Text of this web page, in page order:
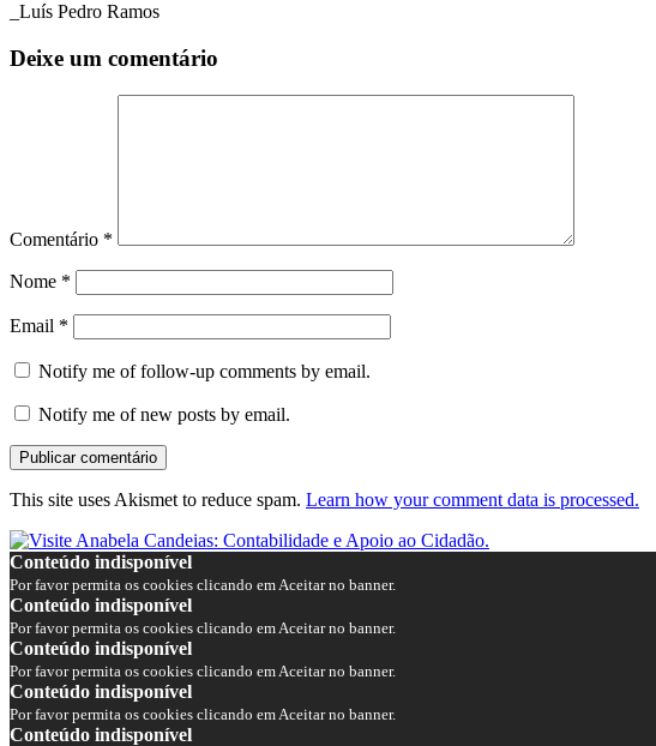
_Luís Pedro Ramos
Deixe um comentário
Comentário *
Nome *
Email *
Notify me of follow-up comments by email.
Notify me of new posts by email.
This site uses Akismet to reduce spam. Learn how your comment data is processed.
Conteúdo indisponível
Por favor permita os cookies clicando em Aceitar no banner.
Conteúdo indisponível
Por favor permita os cookies clicando em Aceitar no banner.
Conteúdo indisponível
Por favor permita os cookies clicando em Aceitar no banner.
Conteúdo indisponível
Por favor permita os cookies clicando em Aceitar no banner.
Conteúdo indisponível